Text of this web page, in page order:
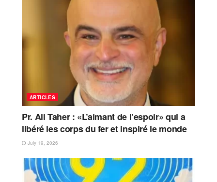
ARTICLES
Pr. Ali Taher : «L’aimant de l’espoir» qui a
libéré les corps du fer et inspiré le monde
July 19, 2026